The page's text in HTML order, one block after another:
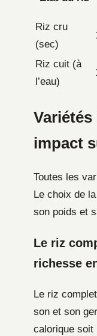
Riz cru
(sec)
Riz cuit (à
l’eau)
Variétés
impact
Toutes les
Le choix de
son poids et
Le riz
richesse
Le riz
son et son
calorique soit